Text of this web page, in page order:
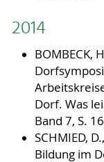
2014
BOMBECK,
Dorf. Was
Band 7, S.
SCHMIED,
Bildung im